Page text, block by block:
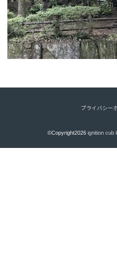
プライバシー
©Copyright2026 ignition cub